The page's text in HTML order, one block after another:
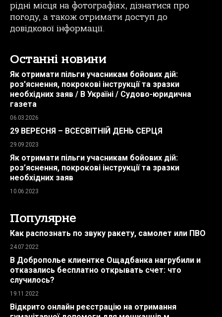
рідні місця на фотографіях, дізнатися про
погоду, а також отримати доступ до
довідкової інформації.
Останні новини
Як отримати пільги учасникам бойових дій:
роз'яснення, покрокові інструкції та зразки
необхідних заяв / В Україні / Судово-юридична
газета
06.03.2026
29 ВЕРЕСНЯ – ВСЕСВІТНІЙ ДЕНЬ СЕРЦЯ
29.09.2023
Як отримати пільги учасникам бойових дій:
роз’яснення, покрокові інструкції та зразки
необхідних заяв
10.06.2023
Популярне
Как распознать по звуку ракету, самолет или ПВО
24.07.2022
В Доброполье клиентке Ощадбанка нагрубили и
отказались бесплатно открывать счет: что
случилось?
19.11.2022
Відкрито онлайн реєстрацію на отримання